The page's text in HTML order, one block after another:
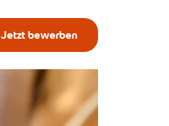
Jetzt bewerben